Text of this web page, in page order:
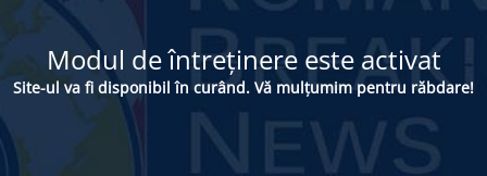
Modul de întreținere este activat
Site-ul va fi disponibil în curând. Vă mulțumim pentru răbdare!